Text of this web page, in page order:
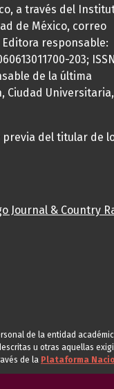
a través del
de México, correo
Editora responsable:
203; ISSN
de la última
Ciudad Universitaria,
del titular de
de la entidad
u otras aquellas
de la Plataforma